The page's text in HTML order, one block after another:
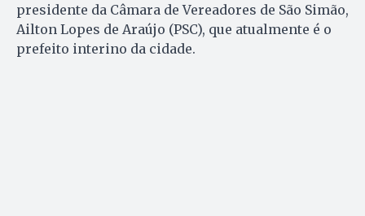
presidente da Câmara de Vereadores de São Simão,
Ailton Lopes de Araújo (PSC), que atualmente é o
prefeito interino da cidade.